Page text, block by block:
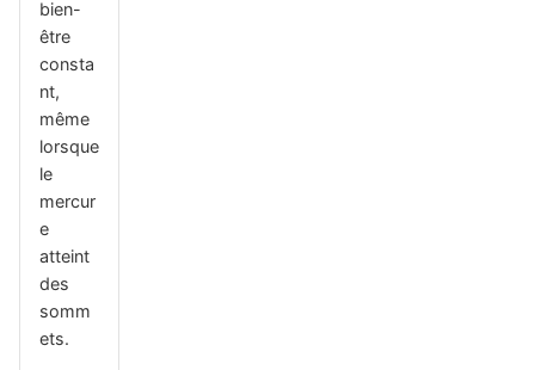
bien-
être
consta
nt,
même
lorsque
le
mercur
e
atteint
des
somm
ets.